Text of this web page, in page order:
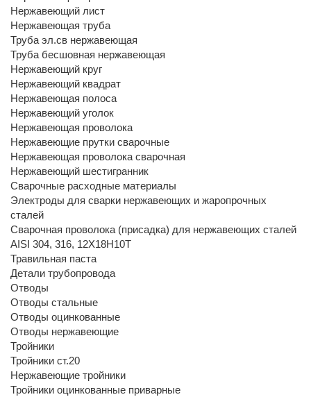
Нержавеющий лист
Нержавеющая труба
Труба эл.св нержавеющая
Труба бесшовная нержавеющая
Нержавеющий круг
Нержавеющий квадрат
Нержавеющая полоса
Нержавеющий уголок
Нержавеющая проволока
Нержавеющие прутки сварочные
Нержавеющая проволока сварочная
Нержавеющий шестигранник
Сварочные расходные материалы
Электроды для сварки нержавеющих и жаропрочных
сталей
Сварочная проволока (присадка) для нержавеющих сталей
AISI 304, 316, 12Х18Н10Т
Травильная паста
Детали трубопровода
Отводы
Отводы стальные
Отводы оцинкованные
Отводы нержавеющие
Тройники
Тройники ст.20
Нержавеющие тройники
Тройники оцинкованные приварные